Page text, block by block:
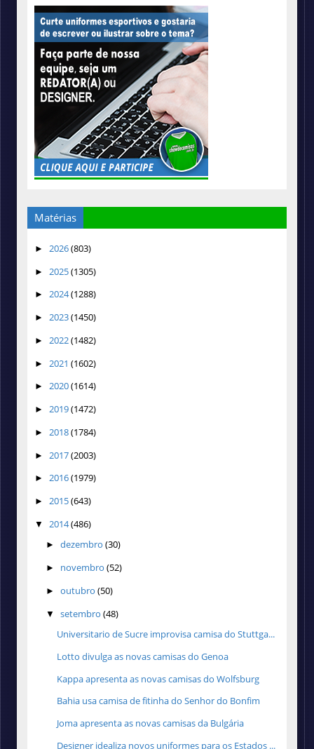
Matérias
► 2026(803)
► 2025(1305)
► 2024(1288)
► 2023(1450)
► 2022(1482)
► 2021 (1602)
► 2020(1614)
► 2019(1472)
► 2018(1784)
► 2017(2003)
► 2016(1979)
► 2015(643)
▼ 2014(486)
► dezembro (30)
► novembro (52)
► outubro (50)
▼ setembro (48)
Universitario de Sucre improvisa camisa do Stuttga...
Lotto divulga as novas camisas do Genoa
Kappa apresenta as novas camisas do Wolfsburg
Bahia usa camisa de fitinha do Senhor do Bonfim
Joma apresenta as novas camisas da Bulgária
Designer idealiza novos uniformes para os Estados ...